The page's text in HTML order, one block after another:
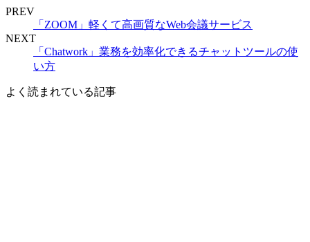
PREV
「ZOOM」軽くて高画質なWeb会議サービス
NEXT
「Chatwork」業務を効率化できるチャットツールの使
い方
よく読まれている記事